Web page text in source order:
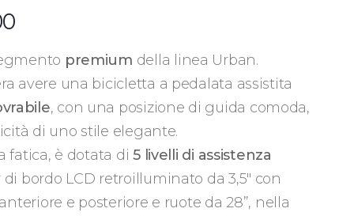
Fascia
prezzo:
da
€990,00
a
€1.090,00
premium della linea Urban.
avere una bicicletta a pedalata assistita
, con una posizione di guida comoda,
di uno stile elegante.
fatica, è dotata di5 livelli di assistenza
bordo LCD retroilluminato da 3,5″ con
e posteriore e ruote da 28”, nella